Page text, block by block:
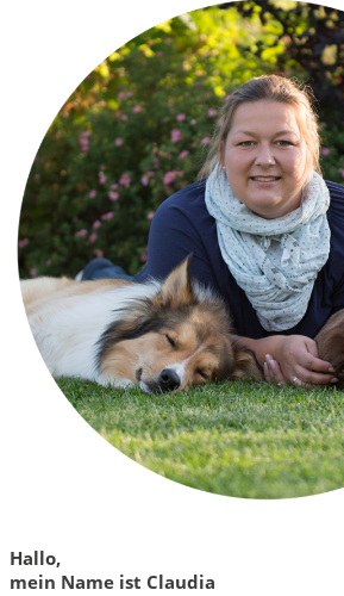
Hallo,
mein Name ist Claudia